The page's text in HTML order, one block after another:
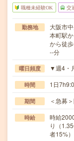
職種未経験OK 交
勤務地
大阪市
本町駅
から徒
--分
曜日頻度 ▼週4・
時間 1日
期間 ＜急募
時給
時給
り（
者15%）